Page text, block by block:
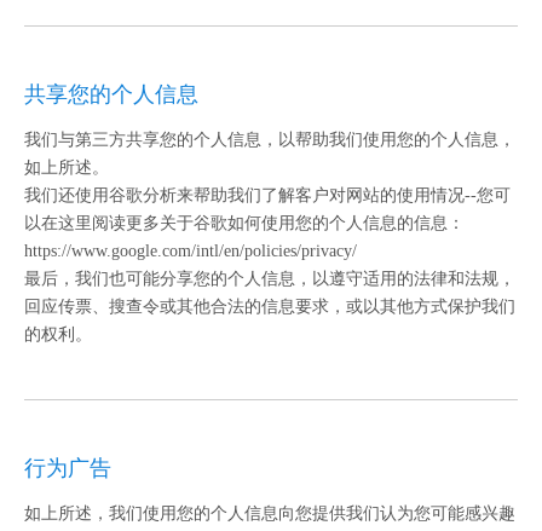
共享您的个人信息
我们与第三方共享您的个人信息，以帮助我们使用您的个人信息，
如上所述。
我们还使用谷歌分析来帮助我们了解客户对网站的使用情况--您可
以在这里阅读更多关于谷歌如何使用您的个人信息的信息：
https://www.google.com/intl/en/policies/privacy/
最后，我们也可能分享您的个人信息，以遵守适用的法律和法规，
回应传票、搜查令或其他合法的信息要求，或以其他方式保护我们
的权利。
行为广告
如上所述，我们使用您的个人信息向您提供我们认为您可能感兴趣